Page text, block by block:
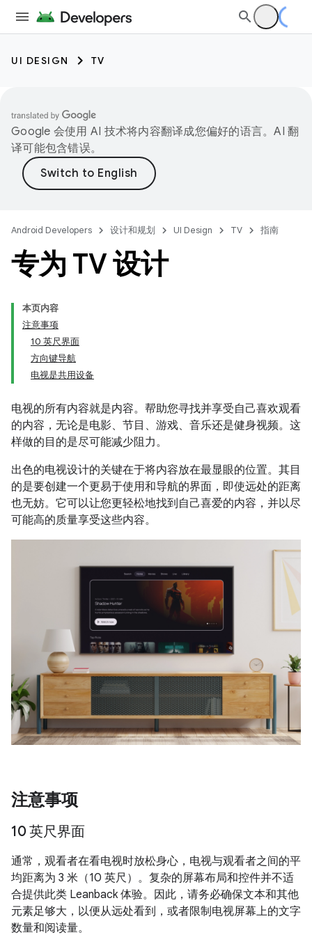
UI DESIGN TV
Google 会使用 AI 技术将内容翻译成您偏好的语言。AI 翻
译可能包含错误。
Android Developers 设计和规划 UI Design TV 指南
专为 TV 设计
本页内容
注意事项
10 英尺界面
方向键导航
电视是共用设备
电视的所有内容就是内容。帮助您寻找并享受自己喜欢观看
的内容，无论是电影、节目、游戏、音乐还是健身视频。这
样做的目的是尽可能减少阻力。
出色的电视设计的关键在于将内容放在最显眼的位置。其目
的是要创建一个更易于使用和导航的界面，即使远处的距离
也无妨。它可以让您更轻松地找到自己喜爱的内容，并以尽
可能高的质量享受这些内容。
注意事项
10 英尺界面
通常，观看者在看电视时放松身心，电视与观看者之间的平
均距离为 3 米（10 英尺）。复杂的屏幕布局和控件并不适
合提供此类 Leanback 体验。因此，请务必确保文本和其他
元素足够大，以便从远处看到，或者限制电视屏幕上的文字
数量和阅读量。